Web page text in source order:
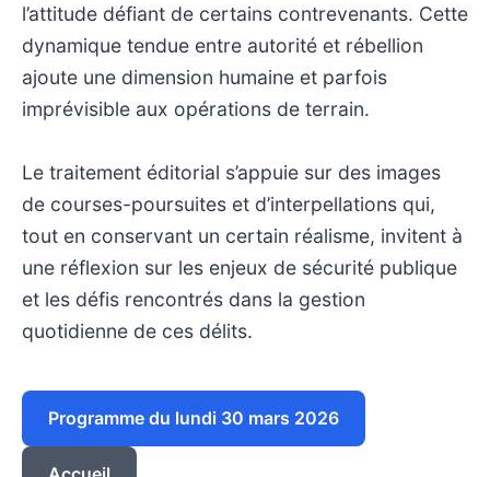
l’attitude défiant de certains contrevenants. Cette
dynamique tendue entre autorité et rébellion
ajoute une dimension humaine et parfois
imprévisible aux opérations de terrain.
Le traitement éditorial s’appuie sur des images
de courses-poursuites et d’interpellations qui,
tout en conservant un certain réalisme, invitent à
une réflexion sur les enjeux de sécurité publique
et les défis rencontrés dans la gestion
quotidienne de ces délits.
Programme du lundi 30 mars 2026